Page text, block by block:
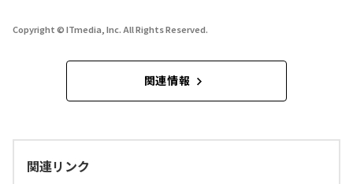
Copyright © ITmedia, Inc. All Rights Reserved.
関連情報
関連リンク